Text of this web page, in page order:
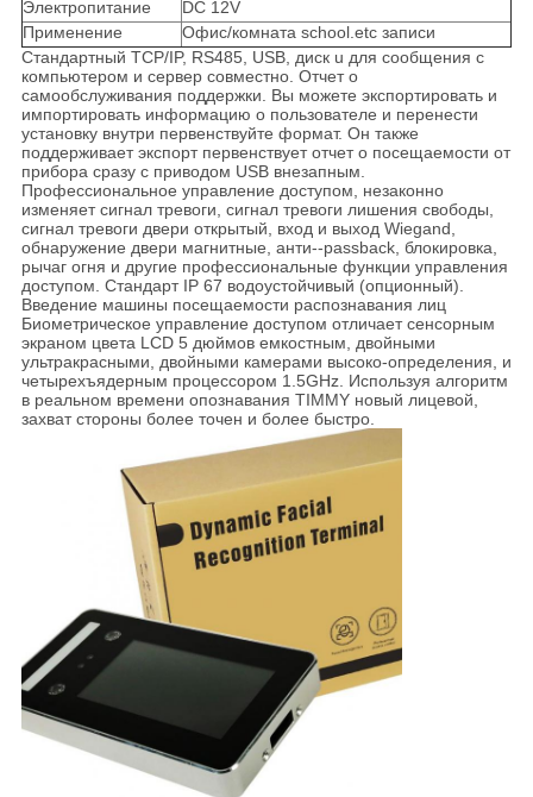
Электропитание
DC 12V
Применение
Офис/комната school.etc записи
Стандартный TCP/IP, RS485, USB, диск u для сообщения с
компьютером и сервер совместно. Отчет о
самообслуживания поддержки. Вы можете экспортировать и
импортировать информацию о пользователе и перенести
установку внутри первенствуйте формат. Он также
поддерживает экспорт первенствует отчет о посещаемости от
прибора сразу с приводом USB внезапным.
Профессиональное управление доступом, незаконно
изменяет сигнал тревоги, сигнал тревоги лишения свободы,
сигнал тревоги двери открытый, вход и выход Wiegand,
обнаружение двери магнитные, анти--passback, блокировка,
рычаг огня и другие профессиональные функции управления
доступом. Стандарт IP 67 водоустойчивый (опционный).
Введение машины посещаемости распознавания лиц
Биометрическое управление доступом отличает сенсорным
экраном цвета LCD 5 дюймов емкостным, двойными
ультракрасными, двойными камерами высоко-определения, и
четырехъядерным процессором 1.5GHz. Используя алгоритм
в реальном времени опознавания TIMMY новый лицевой,
захват стороны более точен и более быстро.